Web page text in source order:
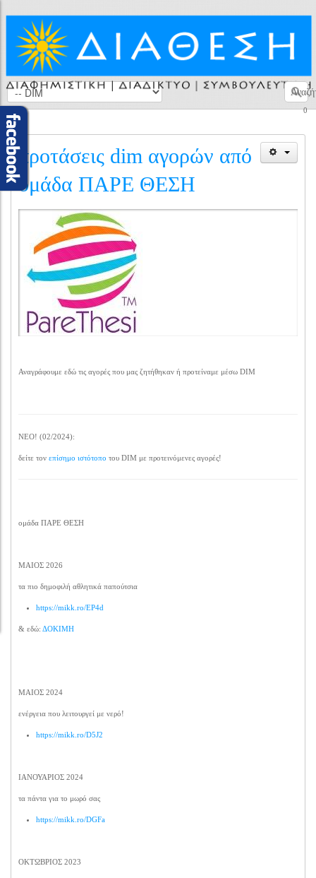
0
προτάσεις dim αγορών από
ομάδα ΠΑΡΕ ΘΕΣΗ
Αναγράφουμε εδώ τις αγορές που μας ζητήθηκαν ή προτείναμε μέσω DIM
ΝΕΟ! (02/2024):
δείτε τον επίσημο ιστότοπο του DIM με προτεινόμενες αγορές!
ομάδα ΠΑΡΕ ΘΕΣΗ
ΜΑΙΟΣ 2026
τα πιο δημοφιλή αθλητικά παπούτσια
https://mikk.ro/EP4d
& εδώ: ΔΟΚΙΜΗ
ΜΑΙΟΣ 2024
ενέργεια που λειτουργεί με νερό!
https://mikk.ro/D5J2
ΙΑΝΟΥΑΡΙΟΣ 2024
τα πάντα για το μωρό σας
https://mikk.ro/DGFa
ΟΚΤΩΒΡΙΟΣ 2023